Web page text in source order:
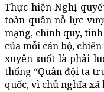
Thực hiện Nghị
toàn quân nỗ lực
mạng, chính quy,
của mỗi cán bộ,
xuyên suốt là phải
thống “Quân đội ta
quốc, vì chủ nghĩa xã